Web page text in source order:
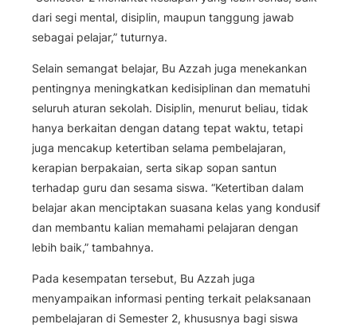
dari segi mental, disiplin, maupun tanggung jawab
sebagai pelajar,” tuturnya.
Selain semangat belajar, Bu Azzah juga menekankan
pentingnya meningkatkan kedisiplinan dan mematuhi
seluruh aturan sekolah. Disiplin, menurut beliau, tidak
hanya berkaitan dengan datang tepat waktu, tetapi
juga mencakup ketertiban selama pembelajaran,
kerapian berpakaian, serta sikap sopan santun
terhadap guru dan sesama siswa. “Ketertiban dalam
belajar akan menciptakan suasana kelas yang kondusif
dan membantu kalian memahami pelajaran dengan
lebih baik,” tambahnya.
Pada kesempatan tersebut, Bu Azzah juga
menyampaikan informasi penting terkait pelaksanaan
pembelajaran di Semester 2, khususnya bagi siswa